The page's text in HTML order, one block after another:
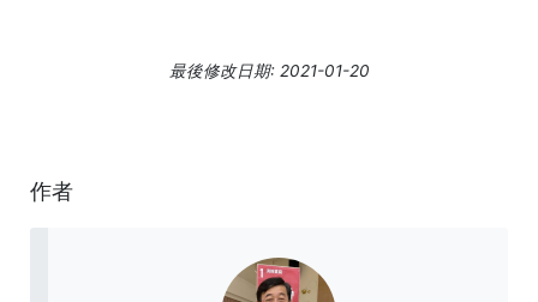
最後修改日期: 2021-01-20
作者